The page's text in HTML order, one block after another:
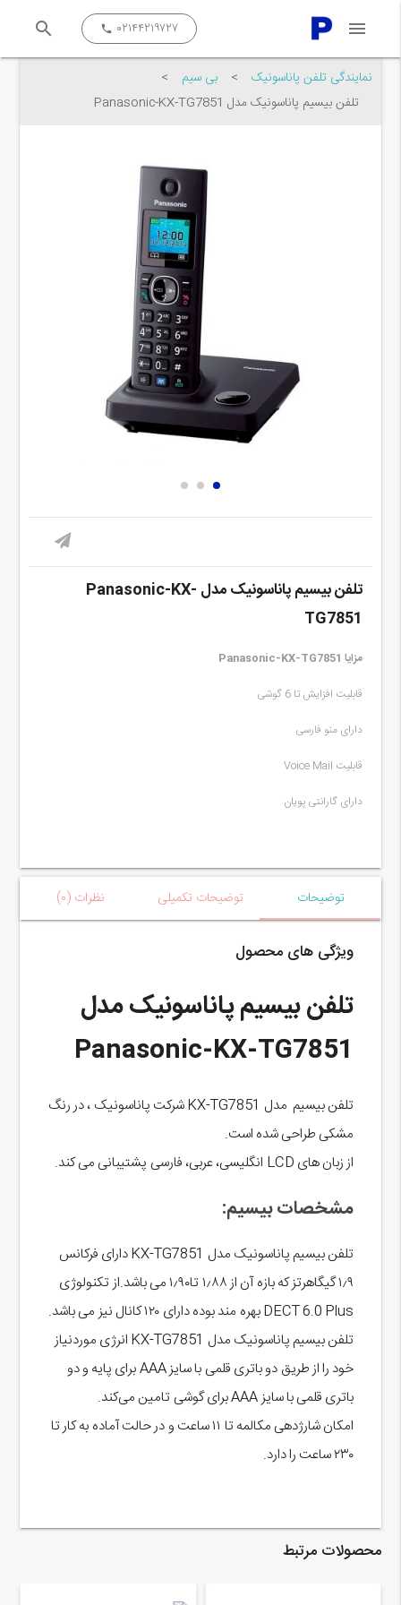
جستجو کن...
close menu ۰۲۱۴۴۲۱۹۷۲۷ call
search
نمایندگی تلفن پاناسونیک > بی سیم
>
تلفن بیسیم پاناسونیک مدل Panasonic-KX-TG7851
تلفن بیسیم پاناسونیک مدل Panasonic-KX-
TG7851
مزایا Panasonic-KX-TG7851
قابلیت افزایش تا 6 گوشی
دارای منو فارسی
قابلیت Voice Mail
دارای گارانتی پویان
توضیحات توضیحات تکمیلی نظرات (۰)
ویژگی های محصول
تلفن بیسیم پاناسونیک مدل
Panasonic-KX-TG7851
تلفن بیسیم مدل KX-TG7851 شرکت پاناسونیک ، در رنگ
مشکی طراحی شده است.
از زبان های LCD انگلیسی، عربی، فارسی پشتیبانی می کند.
مشخصات بیسیم:
تلفن بیسیم پاناسونیک مدل KX-TG7851 دارای فرکانس
۱٫۹ گیگاهرتز که بازه آن از ۱٫۸۸ تا۱٫۹۰ می باشد.از تکنولوژی
DECT 6.0 Plus بهره مند بوده دارای ۱۲۰ کانال نیز می باشد.
تلفن بیسیم پاناسونیک مدل KX-TG7851 انرژی موردنیاز
خود را از طریق دو باتری قلمی با سایز AAA برای پایه و دو
باتری قلمی با سایز AAA برای گوشی تامین می‌کند.
امکان شارژدهی مکالمه تا ۱۱ ساعت و در حالت آماده به کار تا
۲۳۰ ساعت را دارد.
محصولات مرتبط